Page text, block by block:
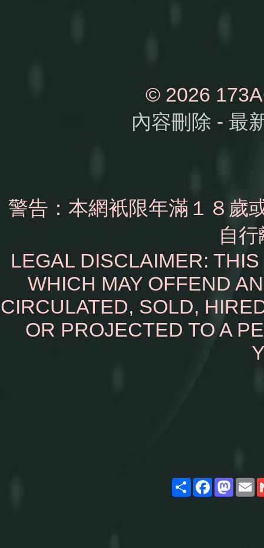
© 2026
內容刪除 - 最
警告：本網衹限年滿１８歲
自
LEGAL DISCLAIMER:
WHICH MAY OFFEND
CIRCULATED, SOLD,
OR PROJECTED TO A
ShareFacebook